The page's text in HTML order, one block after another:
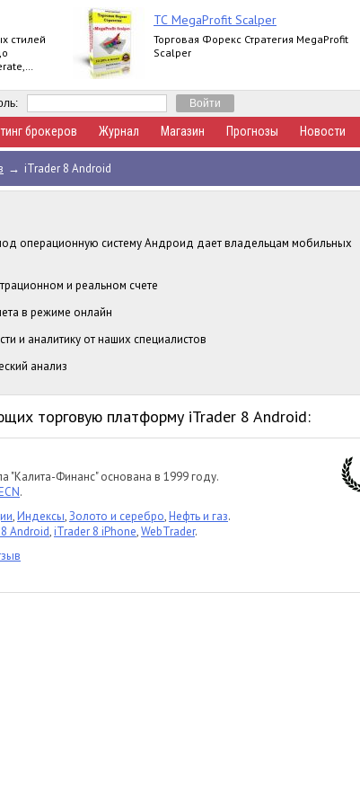
стилей
ТС MegaProfit Scalper
Торговая Форекс Стратегия MegaProfit
Scalper
брокеров Журнал Магазин Прогнозы Новости
→ iTrader 8 Android
операционную систему Андроид дает владельцам мобильных
и реальном счете
в режиме онлайн
и аналитику от наших специалистов
анализ
торговую платформу iTrader 8 Android:
"Калита-Финанс" основана в 1999 году.
.
,Индексы,Золото и серебро,Нефть и газ.
Android,iTrader 8 iPhone,WebTrader.